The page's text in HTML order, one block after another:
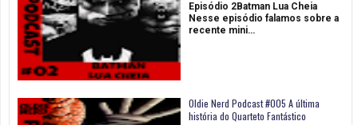
Episódio 2Batman Lua Cheia
Nesse episódio falamos sobre a
recente mini…
Oldie Nerd Podcast #005 A última
história do Quarteto Fantástico